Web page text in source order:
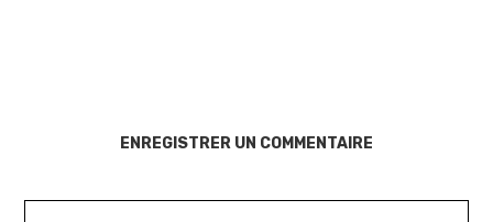
ENREGISTRER UN COMMENTAIRE